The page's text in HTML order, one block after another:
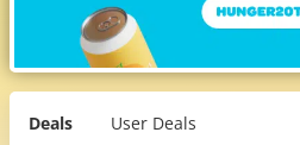
Deals User Deals